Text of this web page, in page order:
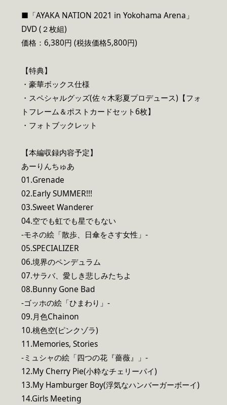
■「AYAKA NATION 2021 in Yokohama Arena」
DVD (２枚組)
価格：6,380円 (税抜価格5,800円)
【特典】
・豪華ボックス仕様
・スペシャルグッズ(佐々木彩夏プロデュース)【フォ
トフレーム＆ポストカードセット6枚】
・フォトブックレット
【本編収録内容予定】
あーりんちゅあ
01.Grenade
02.Early SUMMER!!!
03.Sweet Wanderer
04.空でも虹でも星でもない
-モネの絵「散歩、日傘をさす女性」-
05.SPECIALIZER
06.境界のペンデュラム
07.サラバ、愛しき悲しみたちよ
08.Bunny Gone Bad
-ゴッホの絵「ひまわり」-
09.月色Chainon
10.桃色空(ピンクゾラ)
11.Memories, Stories
-ミュシャの絵「四つの花『薔薇』」-
12.My Cherry Pie(小粋なチェリーパイ)
13.My Hamburger Boy(浮気なハンバーガーボーイ)
14.Girls Meeting